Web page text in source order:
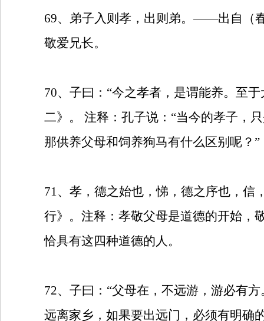
69、弟子入则孝，出则弟。——出自（
敬爱兄长。
70、子曰：“今之孝者，是谓能养。至
二》。
注释：孔子说：“当今的孝子，
那供养父母和饲养狗马有什么区别呢？”
71、孝，德之始也，悌，德之序也，信
行》。注释：孝敬父母是道德的开始，
恰具有这四种道德的人。
72、子曰：“父母在，不远游，游必有
远离家乡，如果要出远门，必须有明确